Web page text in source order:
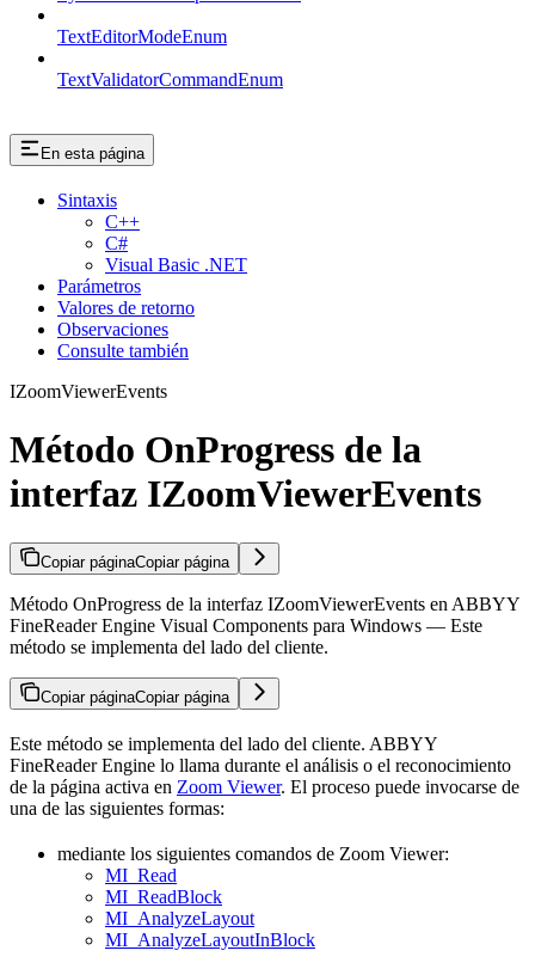
TextEditorModeEnum
TextValidatorCommandEnum
En esta página
Sintaxis
C++
C#
Visual Basic .NET
Parámetros
Valores de retorno
Observaciones
Consulte también
IZoomViewerEvents
Método OnProgress de la
interfaz IZoomViewerEvents
Copiar páginaCopiar página
Método OnProgress de la interfaz IZoomViewerEvents en ABBYY
FineReader Engine Visual Components para Windows — Este
método se implementa del lado del cliente.
Copiar páginaCopiar página
Este método se implementa del lado del cliente. ABBYY
FineReader Engine lo llama durante el análisis o el reconocimiento
de la página activa en Zoom Viewer. El proceso puede invocarse de
una de las siguientes formas:
mediante los siguientes comandos de Zoom Viewer:
MI_Read
MI_ReadBlock
MI_AnalyzeLayout
MI_AnalyzeLayoutInBlock